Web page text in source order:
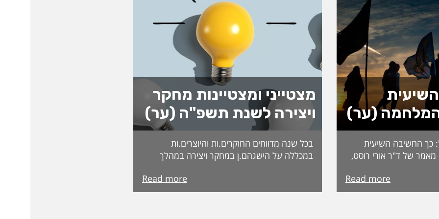
(ער)
כך החשיבה השיעית
של ד"ר אורי רוסט,
נתפסת לעיתים כבלתי
דתית־אידיאולוגית
Read more
מצטייני ומצטיינות מחקר
ויצירה לשנת תשפ"ה (ער)
בכל שנה מדווחים החוקרים.ות והיוצרים.ות
במכללה על הישגהם.ן במחקר ויצירה במהלך
ההישגים הללו משוקללים ונבדקים בקפידה
בוועדת מי"ה והחוקרים והחוקרות המצטיינים
Read more